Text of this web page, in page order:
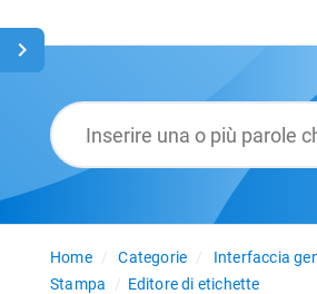
Glossario
Italiano
Home
Categorie Interfaccia
Stampa
Editore di etichette